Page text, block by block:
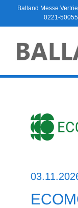
springen
Balland Messe
0221-